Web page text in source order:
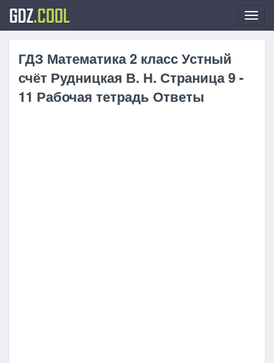
GDZ.COOL
ГДЗ Математика 2 класс Устный
счёт Рудницкая В. Н. Страница 9 -
11 Рабочая тетрадь Ответы